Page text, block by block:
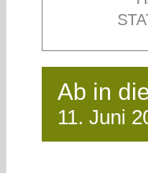
Ab in
11. Juni